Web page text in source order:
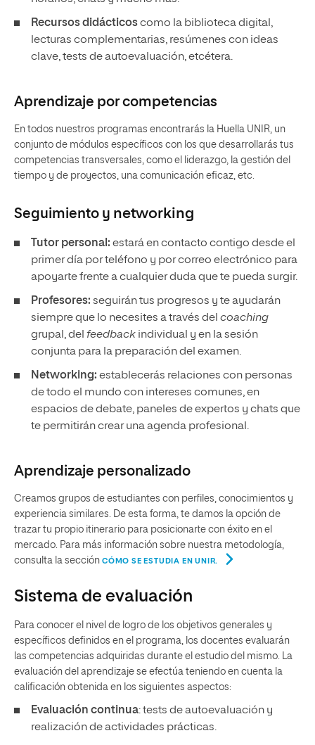
Recursos didácticoscomo la biblioteca digital,
lecturas complementarias, resúmenes con ideas
clave, tests de autoevaluación, etcétera.
Aprendizaje por competencias
En todos nuestros programas encontrarás la Huella UNIR, un
conjunto de módulos específicos con los que desarrollarás tus
competencias transversales, como el liderazgo, la gestión del
tiempo y de proyectos, una comunicación eficaz, etc.
Seguimiento y networking
Tutor personal: estará en contacto contigo desde el
primer día por teléfono y por correo electrónico para
apoyarte frente a cualquier duda que te pueda surgir.
Profesores: seguirán tus progresos y te ayudarán
siempre que lo necesites a través del coaching
grupal, del feedback individual y en la sesión
conjunta para la preparación del examen.
Networking: establecerás relaciones con personas
de todo el mundo con intereses comunes, en
espacios de debate, paneles de expertos y chats que
te permitirán crear una agenda profesional.
Aprendizaje personalizado
Creamos grupos de estudiantes con perfiles, conocimientos y
experiencia similares. De esta forma, te damos la opción de
trazar tu propio itinerario para posicionarte con éxito en el
mercado. Para más información sobre nuestra metodología,
consulta la sección CÓMO SE ESTUDIA EN UNIR.
Sistema de evaluación
Para conocer el nivel de logro de los objetivos generales y
específicos definidos en el programa, los docentes evaluarán
las competencias adquiridas durante el estudio del mismo. La
evaluación del aprendizaje se efectúa teniendo en cuenta la
calificación obtenida en los siguientes aspectos:
Evaluación continua: tests de autoevaluación y
realización de actividades prácticas.